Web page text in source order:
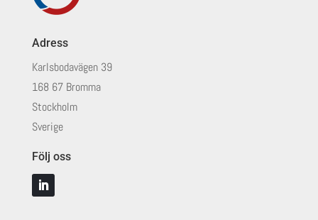
Adress
Karlsbodavägen 39
168 67 Bromma
Stockholm
Sverige
Följ oss